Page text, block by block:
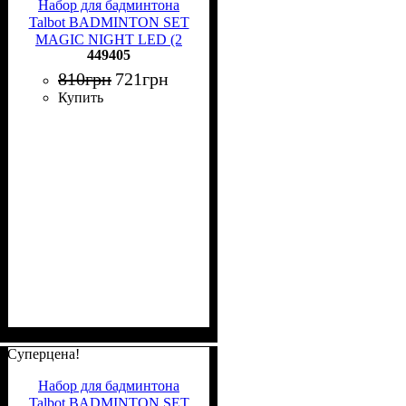
Набор для бадминтона
Talbot BADMINTON SET
MAGIC NIGHT LED (2
ракетки, 2 волана и чехол)
желто-черный 449405
449405
810грн 721грн
Купить
Суперцена!
Набор для бадминтона
Talbot BADMINTON SET